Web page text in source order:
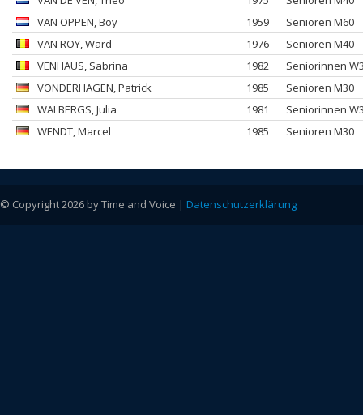
VAN OPPEN, Boy 1959
Senioren M60
VAN ROY, Ward 1976
Senioren M40
VENHAUS, Sabrina 1982
Seniorinnen
VONDERHAGEN, Patrick 1985
Senioren M30
WALBERGS, Julia 1981
Seniorinnen
WENDT, Marcel 1985 Senioren M30
© Copyright 2026 by Time and Voice | Datenschutzerklärung